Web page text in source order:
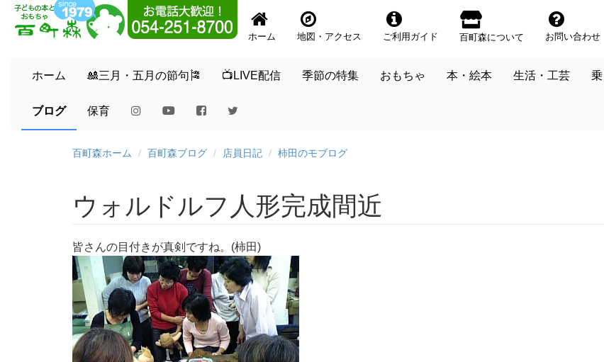
ホーム 地図・アクセス ご利用ガイド 百町森について お問い合わせ
ホーム 🎎三月・五月の節句🎏 📺LIVE配信 季節の特集 おもちゃ 本・絵本 生活・工芸
ブログ 保育
百町森ホーム 百町森ブログ 店員日記 柿田のモブログ
ウォルドルフ人形完成間近
皆さんの目付きが真剣ですね。(柿田)